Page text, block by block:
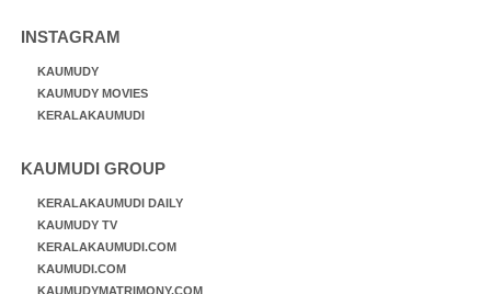
INSTAGRAM
KAUMUDY
KAUMUDY MOVIES
KERALAKAUMUDI
KAUMUDI GROUP
KERALAKAUMUDI DAILY
KAUMUDY TV
KERALAKAUMUDI.COM
KAUMUDI.COM
KAUMUDYMATRIMONY.COM